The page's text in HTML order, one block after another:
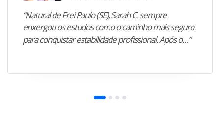
“Natural de Frei Paulo (SE), Sarah C. sempre
enxergou os estudos como o caminho mais seguro
para conquistar estabilidade profissional. Após o…”